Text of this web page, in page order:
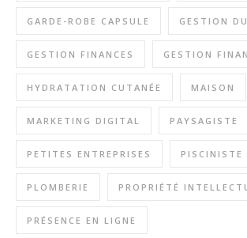
GARDE-ROBE CAPSULE GESTION
GESTION FINANCES GESTION
HYDRATATION CUTANÉE MAISON
MARKETING DIGITAL PAYSAGISTE
PETITES ENTREPRISES PISCINISTE
PLOMBERIE PROPRIÉTÉ
PRÉSENCE EN LIGNE